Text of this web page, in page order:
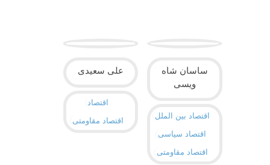
ساسان شاه
ویسی
اقتصاد بین الملل
اقتصاد سیاسی
اقتصاد مقاومتی
علی سعیدی
اقتصاد
اقتصاد مقاومتی